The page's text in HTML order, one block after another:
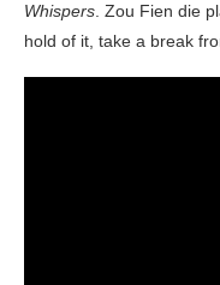
Whispers. Zou Fien die
hold of it, take a break